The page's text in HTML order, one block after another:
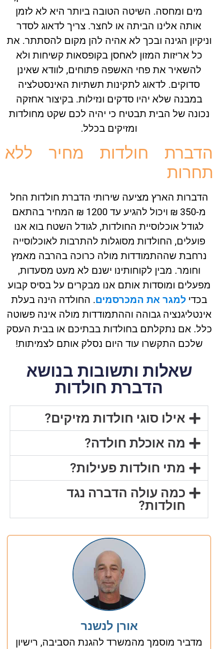
מים ומחסה. השיטה הטובה ביותר היא לא לזמן
אותה אלינו הביתה או לחצר. צריך לדאוג לסדר
הגינה ובכך לא אהיה להן מקום להסתתר. את
כל אריזות המזון לאחסן בקופסאות קשיחות ולא
להשאיר את פחי האשפה פתוחים, לוודא שאינן
סדוקים. לדאוג לתקינות תשתיות האינסטלציה
במבנה שלא יהיו סדקים ונזילות. בקיצור אחזקה
של הבית תבטיח כי יהיה לכם שקט מחולדות
ומזיקים בכלל.
חולדות מחיר ללא
הארץ מציעה שירותי הדברת חולדות החל
מ-350 ₪ ויכול להגיע עד 1200 ₪ המחיר בהתאם
לגודל אוכלוסיית החולדות, לגודל השטח בוא אנו
החולדות מסוגלות להתרבות לאוכלוסייה
שההתמודדות מולה כרוכה בהרבה מאמץ
וחומר. מבין לקוחותינו ישנם לא מעט מסעדות,
ומוסדות אותם אנו מבקרים על בסיס קבוע
למגר את המכרסמים. החולדה הינה בעלת
גבוהה וההתמודדות מולה אינה פשוטה
אם נתקלתם בחולדות בבתיכם או בבית העסק
שלכם התקשרו עוד היום נסלק אותם לצמיתות!
שאלות ותשובות בנושא
הדברת חולדות
אילו סוגי חולדות מזיקים?
מה אוכלת חולדה?
מתי חולדות פעילות?
כמה עולה הדברה נגד
חולדות?
אורן לנשנר
מדביר מוסמך מהמשרד להגנת הסביבה, רישיון